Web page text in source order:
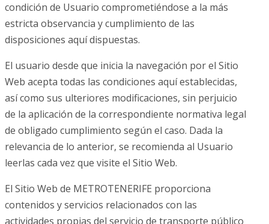
condición de Usuario comprometiéndose a la más
estricta observancia y cumplimiento de las
disposiciones aquí dispuestas.
El usuario desde que inicia la navegación por el Sitio
Web acepta todas las condiciones aquí establecidas,
así como sus ulteriores modificaciones, sin perjuicio
de la aplicación de la correspondiente normativa legal
de obligado cumplimiento según el caso. Dada la
relevancia de lo anterior, se recomienda al Usuario
leerlas cada vez que visite el Sitio Web.
El Sitio Web de METROTENERIFE proporciona
contenidos y servicios relacionados con las
actividades propias del servicio de transporte público